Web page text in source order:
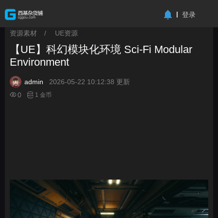
登录
资源素材 / UE资源
【UE】科幻模块化环境 Sci-Fi Modular
Environment
admin
2026-05-22 10:12:38 更新
0
1 金币